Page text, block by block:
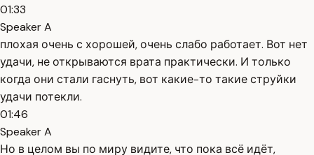
01:33
Speaker A
плохая очень с хорошей, очень слабо работает. Вот нет
удачи, не открываются врата практически. И только
когда они стали гаснуть, вот какие-то такие струйки
удачи потекли.
01:46
Speaker A
Но в целом вы по миру видите, что пока всё идёт,